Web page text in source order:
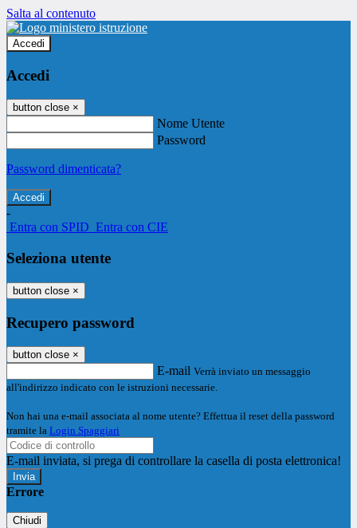
Salta al contenuto
Accedi
Accedi
button close ×
Nome Utente
Password
Password dimenticata?
-
Entra con SPID Entra con CIE
Seleziona utente
button close ×
Recupero password
button close ×
E-mail Verrà inviato un messaggio
all'indirizzo indicato con le istruzioni necessarie.
Non hai una e-mail associata al nome utente? Effettua il reset della password
tramite la Login Spaggiari
E-mail inviata, si prega di controllare la casella di posta elettronica!
Errore
Chiudi